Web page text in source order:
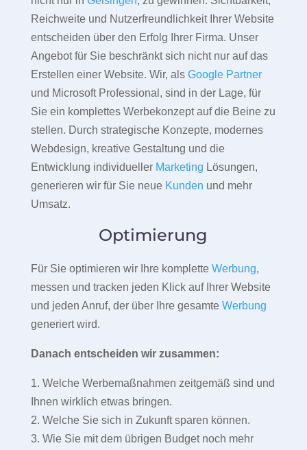
Reichweite und Nutzerfreundlichkeit Ihrer Website
entscheiden über den Erfolg Ihrer Firma. Unser
Angebot für Sie beschränkt sich nicht nur auf das
Erstellen einer Website. Wir, als Google Partner
und Microsoft Professional, sind in der Lage, für
Sie ein komplettes Werbekonzept auf die Beine zu
stellen. Durch strategische Konzepte, modernes
Webdesign, kreative Gestaltung und die
Entwicklung individueller Marketing Lösungen,
generieren wir für Sie neue Kunden und mehr
Umsatz.
Optimierung
Für Sie optimieren wir Ihre komplette Werbung,
messen und tracken jeden Klick auf Ihrer Website
und jeden Anruf, der über Ihre gesamte Werbung
generiert wird.
Danach entscheiden wir zusammen:
1. Welche Werbemaßnahmen zeitgemäß sind und
Ihnen wirklich etwas bringen.
2. Welche Sie sich in Zukunft sparen können.
3. Wie Sie mit dem übrigen Budget noch mehr